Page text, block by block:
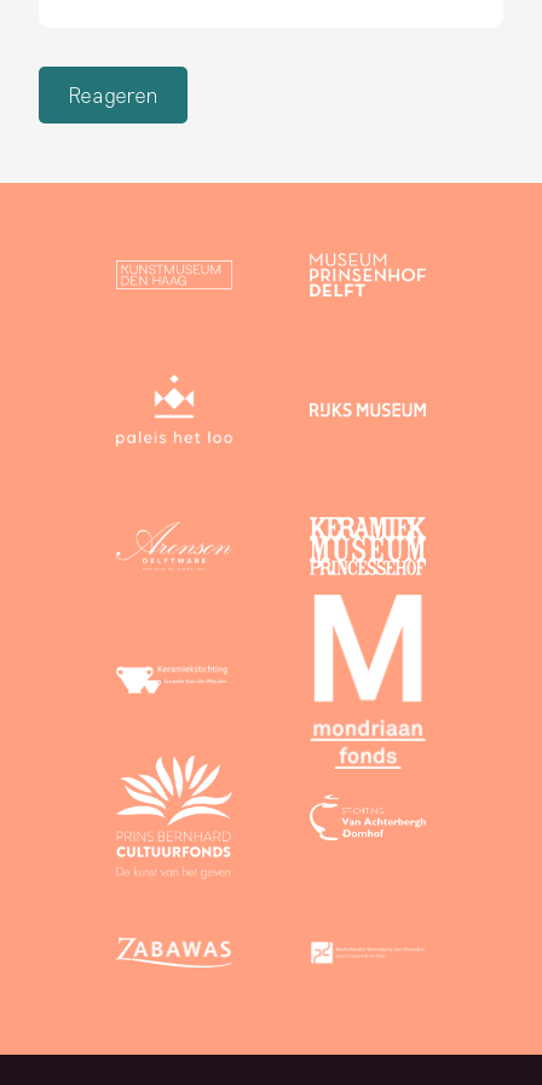
Reageren